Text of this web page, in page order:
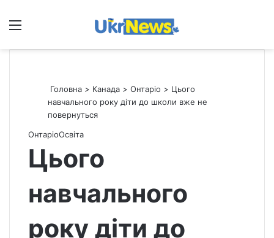
Меню
Головна > Канада > Онтаріо > Цього
навчального року діти до школи вже не
повернуться
ОнтаріоОсвіта
Цього
навчального
року діти до